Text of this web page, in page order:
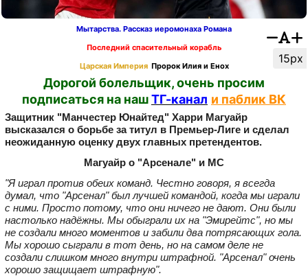
15px
Мытарства. Рассказ иеромонаха Романа
Последний спасительный корабль
Царская Империя Пророк Илия и Енох
Дорогой болельщик, очень просим
подписаться на нашТГ-канал и паблик ВК
Защитник "Манчестер Юнайтед" Харри Магуайр
высказался о борьбе за титул в Премьер‑Лиге и сделал
неожиданную оценку двух главных претендентов.
Магуайр о "Арсенале" и МС
"Я играл против обеих команд. Честно говоря, я всегда
думал, что "Арсенал" был лучшей командой, когда мы играли
с ними. Просто потому, что они ничего не дают. Они были
настолько надёжны. Мы обыграли их на "Эмирейтс", но мы
не создали много моментов и забили два потрясающих гола.
Мы хорошо сыграли в тот день, но на самом деле не
создали слишком много внутри штрафной. "Арсенал" очень
хорошо защищает штрафную".